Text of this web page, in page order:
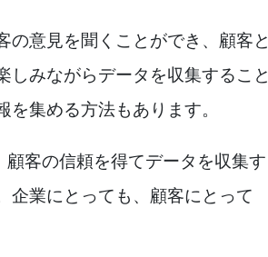
の意見を聞くことができ、顧客と
みながらデータを収集すること
集める方法もあります。
客の信頼を得てデータを収集
企業にとっても、顧客にとって